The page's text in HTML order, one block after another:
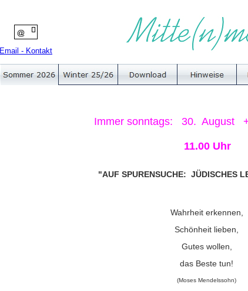
Email - Kontakt
Immer sonntags: 30. August
11.00 Uhr
"AUF SPURENSUCHE: JÜDISCHES
Wahrheit erkennen,
Schönheit lieben,
Gutes wollen,
das Beste tun!
(Moses Mendelssohn)